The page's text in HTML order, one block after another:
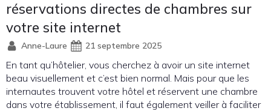
réservations directes de chambres sur
votre site internet
Anne-Laure 21 septembre 2025
En tant qu’hôtelier, vous cherchez à avoir un site internet
beau visuellement et c’est bien normal. Mais pour que les
internautes trouvent votre hôtel et réservent une chambre
dans votre établissement, il faut également veiller à faciliter